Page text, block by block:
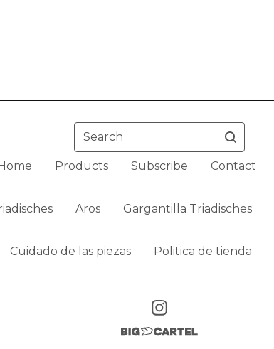
Search
Products Subscribe Contact
Aros Gargantilla Triadisches
Cuidado de las piezas Politica de tienda